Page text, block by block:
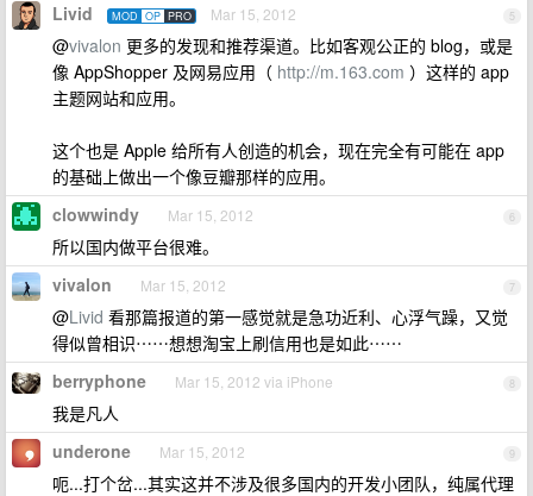
5
Livid MOD OP PRO Mar 15, 2012
@vivalon 更多的发现和推荐渠道。比如客观公正的 blog，或是
像 AppShopper 及网易应用（ http://m.163.com ）这样的 app
主题网站和应用。
这个也是 Apple 给所有人创造的机会，现在完全有可能在 app
的基础上做出一个像豆瓣那样的应用。
6
clowwindy Mar 15, 2012
所以国内做平台很难。
7
vivalon Mar 15, 2012
@Livid 看那篇报道的第一感觉就是急功近利、心浮气躁，又觉
得似曾相识⋯⋯想想淘宝上刷信用也是如此⋯⋯
8
berryphone Mar 15, 2012 via iPhone
我是凡人
9
underone Mar 15, 2012
呃...打个岔...其实这并不涉及很多国内的开发小团队，纯属代理